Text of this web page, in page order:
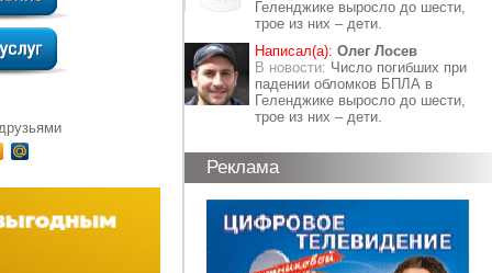
Геленджике выросло до шести,
трое из них – дети.
Написал(а): Олег Лосев
В новости: Число погибших при
падении обломков БПЛА в
Геленджике выросло до шести,
трое из них – дети.
Реклама